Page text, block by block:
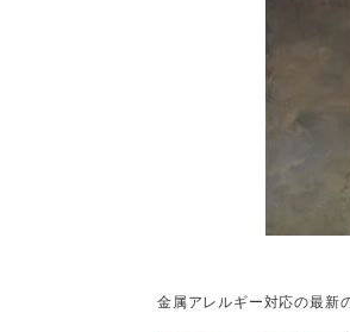
金属アレルギー対応の最新